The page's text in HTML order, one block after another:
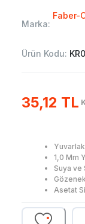
Marka:
Faber-
Ürün Kodu:
35,12 TL
1,0 Mm
Suya ve
Asetat